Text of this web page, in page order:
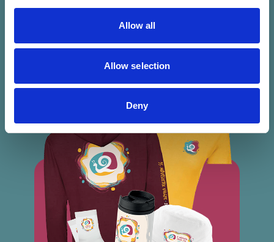
Allow all
Allow selection
Deny